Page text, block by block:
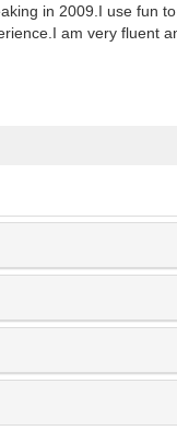
in 2009.I use fun
am very fluent